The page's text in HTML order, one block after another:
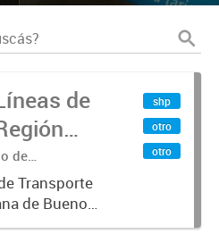
de
de
Transporte
de Buenos
shp
otro
otro